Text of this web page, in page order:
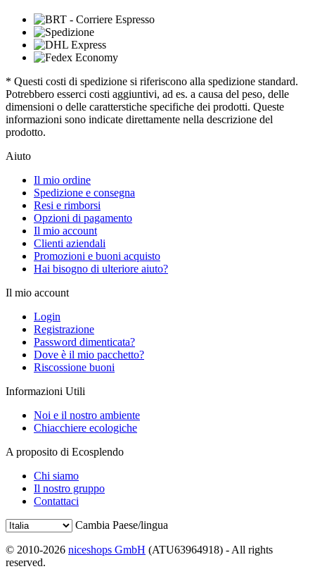
* Questi costi di spedizione si riferiscono alla spedizione standard.
Potrebbero esserci costi aggiuntivi, ad es. a causa del peso, delle
dimensioni o delle caratterstiche specifiche dei prodotti. Queste
informazioni sono indicate direttamente nella descrizione del
prodotto.
Aiuto
Il mio ordine
Spedizione e consegna
Resi e rimborsi
Opzioni di pagamento
Il mio account
Clienti aziendali
Promozioni e buoni acquisto
Hai bisogno di ulteriore aiuto?
Il mio account
Login
Registrazione
Password dimenticata?
Dove è il mio pacchetto?
Riscossione buoni
Informazioni Utili
Noi e il nostro ambiente
Chiacchiere ecologiche
A proposito di Ecosplendo
Chi siamo
Il nostro gruppo
Contattaci
Cambia Paese/lingua
© 2010-2026 niceshops GmbH (ATU63964918) - All rights
reserved.